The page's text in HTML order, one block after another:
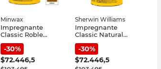
Minwax
Impregnante
Classic Roble
Satinado 3.785 Lts
Minwax
-30%
$72.446,5
Sherwin Williams
Impregnante
Classic Natural
Satinado 3,785 Lts
Minwax
-30%
$72.446,5